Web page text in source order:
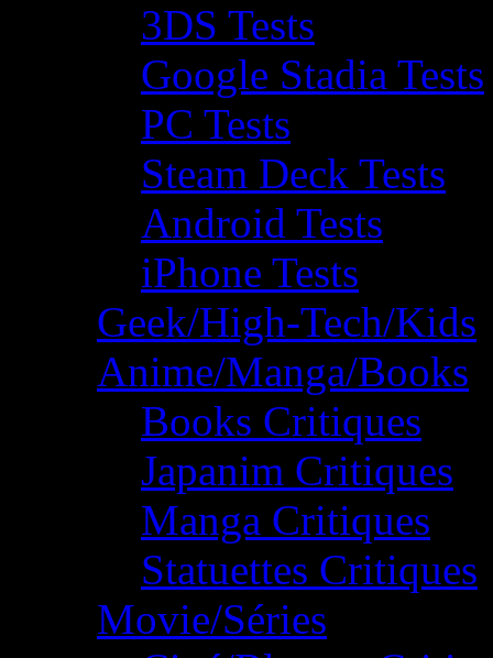
3DS Tests
Google Stadia Tests
PC Tests
Steam Deck Tests
Android Tests
iPhone Tests
Geek/High-Tech/Kids
Anime/Manga/Books
Books Critiques
Japanim Critiques
Manga Critiques
Statuettes Critiques
Movie/Séries